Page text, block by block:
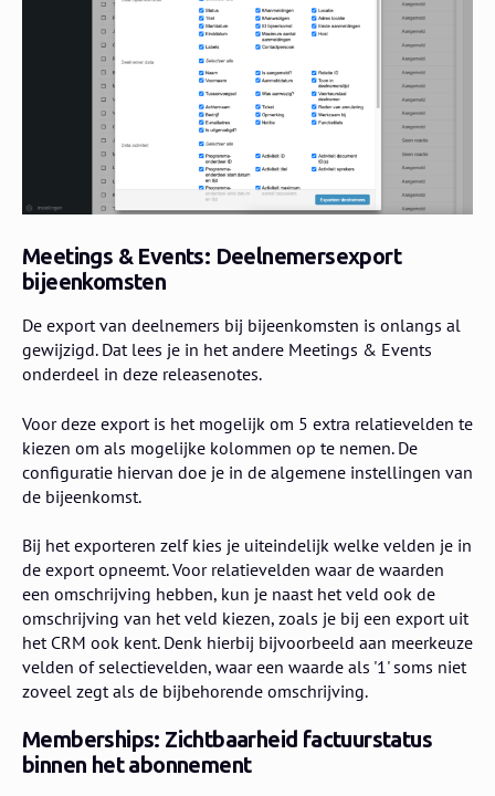
Meetings & Events: Deelnemersexport
bijeenkomsten
De export van deelnemers bij bijeenkomsten is onlangs al
gewijzigd. Dat lees je in het andere Meetings & Events
onderdeel in deze releasenotes.
Voor deze export is het mogelijk om 5 extra relatievelden te
kiezen om als mogelijke kolommen op te nemen. De
configuratie hiervan doe je in de algemene instellingen van
de bijeenkomst.
Bij het exporteren zelf kies je uiteindelijk welke velden je in
de export opneemt. Voor relatievelden waar de waarden
een omschrijving hebben, kun je naast het veld ook de
omschrijving van het veld kiezen, zoals je bij een export uit
het CRM ook kent. Denk hierbij bijvoorbeeld aan meerkeuze
velden of selectievelden, waar een waarde als '1' soms niet
zoveel zegt als de bijbehorende omschrijving.
Memberships: Zichtbaarheid factuurstatus
binnen het abonnement